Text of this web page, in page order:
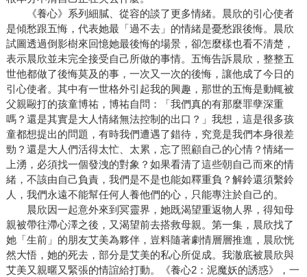
《養心》系列細膩、從容的談了更多情緒。晨欣的引心使者
是傾愁跟五悔，代表她最「過不去」的情緒是憂愁跟後悔。晨欣
試圖透過倒影樹來回憶她最後悔的場景，卻怎麼樣也看不清楚，
表示晨欣並未完全接受自己所做的事情。五悔告訴晨欣，整整五
世他都做了後悔莫及的事，一次又一次的後悔，讓他成了今日的
引心使者。其中有一世格外引起我的興趣，那世的五悔是動輒被
父親毆打的孩童博祐，博祐自問：「我們真的有那麼罪孽深重
嗎？還是其實是大人情緒無法控制的出口？」我想，這是很多孩
童都想提出的問題，有時我們遭遇了錯待，究竟是我們本身很差
勁？還是大人們活得太忙、太累，忘了照顧自己的心情？情緒一
上湧，必須找一個發洩的對象？如果看清了這些朝自己而來的情
緒，不該由自己負責，我們是不是也能如釋重負？解鈴還須繫鈴
人，我們永遠不能幫任何人養他們的心，只能專注於自己的。
晨欣因一起意外來到冥靈界，她既渴望重返物人界，得知母
親被帶往滯心澤之後，又渴望前去搭救母親。第一集，晨欣找了
她「生前」的朋友艾美為夥伴，豈料隨著劇情層層推進，晨欣恍
然大悟，她的死去，部分是艾美的私心所促成。我澈底被晨欣與
艾美又親暱又緊張的情誼給打動。《養心2：泥魔妖的誘惑》，一